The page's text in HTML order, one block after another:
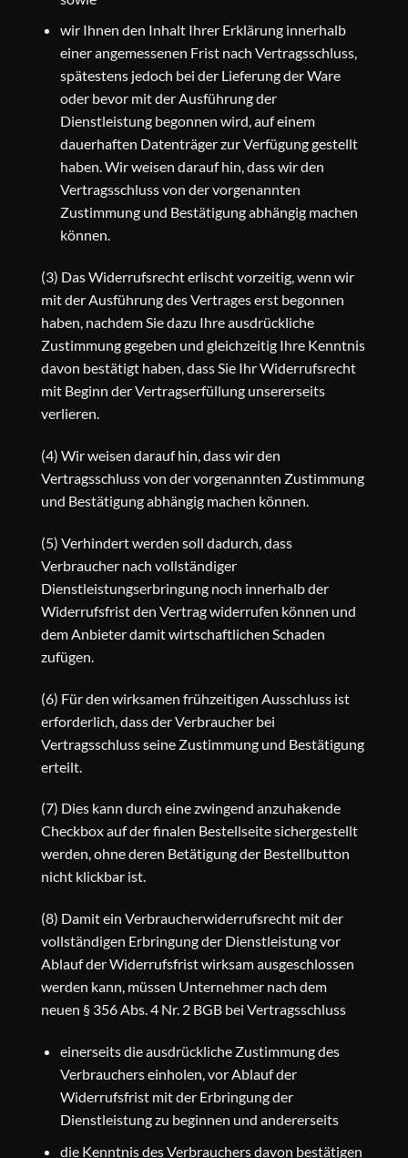
wir Ihnen den Inhalt Ihrer Erklärung innerhalb
einer angemessenen Frist nach Vertragsschluss,
spätestens jedoch bei der Lieferung der Ware
oder bevor mit der Ausführung der
Dienstleistung begonnen wird, auf einem
dauerhaften Datenträger zur Verfügung gestellt
haben. Wir weisen darauf hin, dass wir den
Vertragsschluss von der vorgenannten
Zustimmung und Bestätigung abhängig machen
können.
(3) Das Widerrufsrecht erlischt vorzeitig, wenn wir
mit der Ausführung des Vertrages erst begonnen
haben, nachdem Sie dazu Ihre ausdrückliche
Zustimmung gegeben und gleichzeitig Ihre Kenntnis
davon bestätigt haben, dass Sie Ihr Widerrufsrecht
mit Beginn der Vertragserfüllung unsererseits
verlieren.
(4) Wir weisen darauf hin, dass wir den
Vertragsschluss von der vorgenannten Zustimmung
und Bestätigung abhängig machen können.
(5) Verhindert werden soll dadurch, dass
Verbraucher nach vollständiger
Dienstleistungserbringung noch innerhalb der
Widerrufsfrist den Vertrag widerrufen können und
dem Anbieter damit wirtschaftlichen Schaden
zufügen.
(6) Für den wirksamen frühzeitigen Ausschluss ist
erforderlich, dass der Verbraucher bei
Vertragsschluss seine Zustimmung und Bestätigung
erteilt.
(7) Dies kann durch eine zwingend anzuhakende
Checkbox auf der finalen Bestellseite sichergestellt
werden, ohne deren Betätigung der Bestellbutton
nicht klickbar ist.
(8) Damit ein Verbraucherwiderrufsrecht mit der
vollständigen Erbringung der Dienstleistung vor
Ablauf der Widerrufsfrist wirksam ausgeschlossen
werden kann, müssen Unternehmer nach dem
neuen § 356 Abs. 4 Nr. 2 BGB bei Vertragsschluss
einerseits die ausdrückliche Zustimmung des
Verbrauchers einholen, vor Ablauf der
Widerrufsfrist mit der Erbringung der
Dienstleistung zu beginnen und andererseits
die Kenntnis des Verbrauchers davon bestätigen